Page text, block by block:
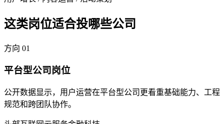
这类岗位适合投哪些公司
方向 01
平台型公司岗位
公开数据显示，用户运营在平台型公司更看重基础能力、工程
规范和跨团队协作。